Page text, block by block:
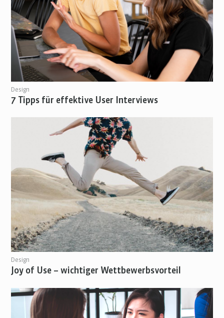
Design
7 Tipps für effektive User Interviews
Design
Joy of Use – wichtiger Wettbewerbsvorteil